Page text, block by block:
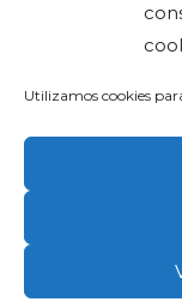
Utilizamos cookies
Spa
Copyright © 2026